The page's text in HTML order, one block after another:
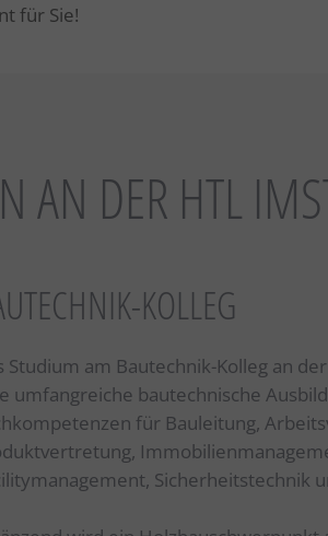
für Sie!
AN DER HTL
KOLLEG
Studium am Bautechnik-Kolleg an
umfangreiche bautechnische
für Bauleitung,
Sicherheitstechnik